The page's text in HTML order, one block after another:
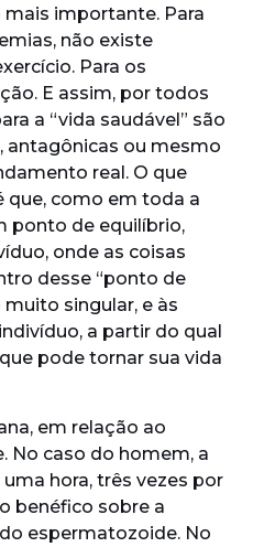
importante. Para
não existe
Para os
E assim, por todos
a “vida saudável” são
antagônicas ou mesmo
real. O que
que, como em toda a
ponto de equilíbrio,
onde as coisas
desse “ponto de
singular, e às
a partir do qual
pode tornar sua vida
em relação ao
No caso do homem, a
hora, três vezes por
benéfico sobre a
espermatozoide. No